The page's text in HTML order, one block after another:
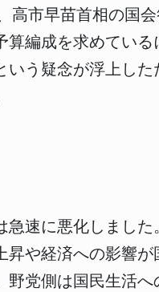
市早苗首相の国
編成を求めてい
う疑念が浮上し
速に悪化しまし
や経済への影響
党側は国民生活